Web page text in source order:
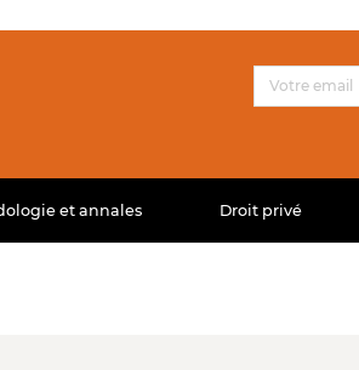
et annales Droit privé